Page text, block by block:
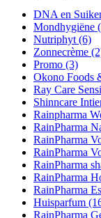
DNA en
Mondhygiëne
Nutriphyt (6)
Zonnecrème
Promo (3)
Okono Foods
Ray Care
Shinncare
Rainpharma
RainPharma
RainPharma
RainPharma
RainPharma
RainPharma
RainPharma
Huisparfum
RainPharma